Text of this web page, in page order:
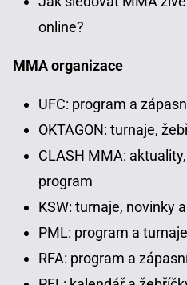
online?
MMA organizace
UFC: program a
OKTAGON: turnaje,
CLASH MMA: aktuality,
program
KSW: turnaje, novinky
PML: program a turnaje
RFA: program a